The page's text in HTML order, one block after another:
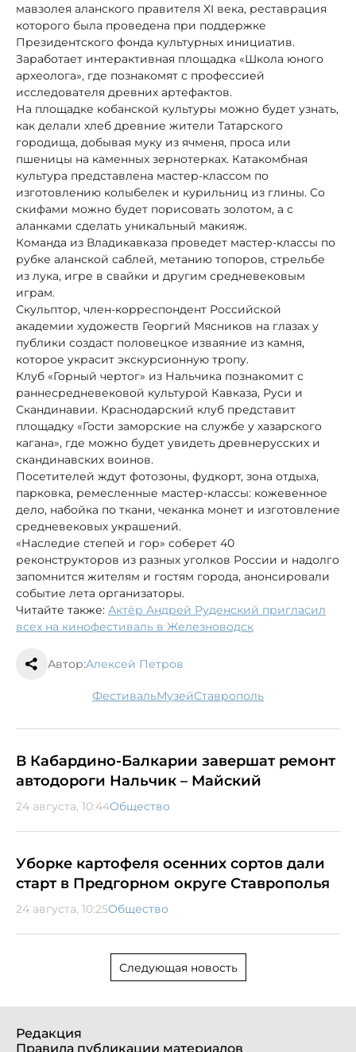
мавзолея аланского правителя XI века, реставрация
которого была проведена при поддержке
Президентского фонда культурных инициатив.
Заработает интерактивная площадка «Школа юного
археолога», где познакомят с профессией
исследователя древних артефактов.
На площадке кобанской культуры можно будет узнать,
как делали хлеб древние жители Татарского
городища, добывая муку из ячменя, проса или
пшеницы на каменных зернотерках. Катакомбная
культура представлена мастер-классом по
изготовлению колыбелек и курильниц из глины. Со
скифами можно будет порисовать золотом, а с
аланками сделать уникальный макияж.
Команда из Владикавказа проведет мастер-классы по
рубке аланской саблей, метанию топоров, стрельбе
из лука, игре в свайки и другим средневековым
играм.
Скульптор, член-корреспондент Российской
академии художеств Георгий Мясников на глазах у
публики создаст половецкое изваяние из камня,
которое украсит экскурсионную тропу.
Клуб «Горный чертог» из Нальчика познакомит с
раннесредневековой культурой Кавказа, Руси и
Скандинавии. Краснодарский клуб представит
площадку «Гости заморские на службе у хазарского
кагана», где можно будет увидеть древнерусских и
скандинавских воинов.
Посетителей ждут фотозоны, фудкорт, зона отдыха,
парковка, ремесленные мастер-классы: кожевенное
дело, набойка по ткани, чеканка монет и изготовление
средневековых украшений.
«Наследие степей и гор» соберет 40
реконструкторов из разных уголков России и надолго
запомнится жителям и гостям города, анонсировали
событие лета организаторы.
Читайте также: Актёр Андрей Руденский пригласил
всех на кинофестиваль в Железноводск
Автор:Алексей Петров
фестиваль музей Ставрополь
В Кабардино-Балкарии завершат ремонт
автодороги Нальчик – Майский
24 августа, 10:44Общество
Уборке картофеля осенних сортов дали
старт в Предгорном округе Ставрополья
24 августа, 10:25Общество
Следующая новость
Редакция
Правила публикации материалов